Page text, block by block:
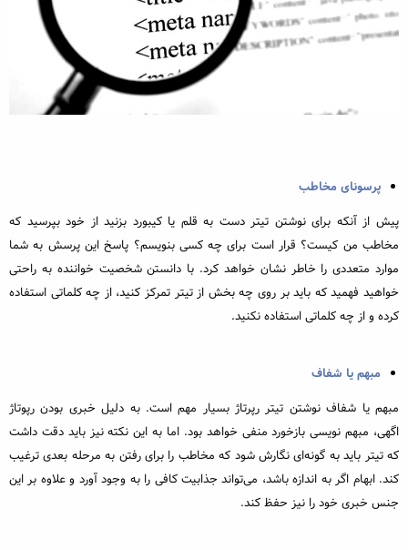
پرسونای مخاطب
پیش از آنکه برای نوشتن تیتر دست به قلم یا کیبورد بزنید از خود بپرسید که
مخاطب من کیست؟ قرار است برای چه کسی بنویسم؟ پاسخ این پرسش به شما
موارد متعددی را خاطر نشان خواهد کرد. با دانستن شخصیت خواننده به راحتی
خواهید فهمید که باید بر روی چه بخش از تیتر تمرکز کنید، از چه کلماتی استفاده
کرده و از چه کلماتی استفاده نکنید.
مبهم یا شفاف
مبهم یا شفاف نوشتن تیتر رپرتاژ بسیار مهم است. به دلیل خبری بودن رپوتاژ
اگهی، مبهم نویسی بازخورد منفی خواهد بود. اما به این نکته نیز باید دقت داشت
که تیتر باید به گونه‌ای نگارش شود که مخاطب را برای رفتن به مرحله بعدی ترغیب
کند. ابهام اگر به اندازه باشد، می‌‌تواند جذابیت کافی را به وجود آورد و علاوه بر این
جنس خبری خود را نیز حفظ کند.